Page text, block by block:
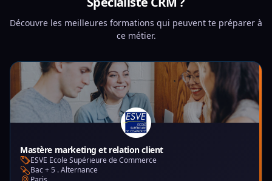
Découvre les meilleures formations qui peuvent te préparer à
ce métier.
Mastère marketing et relation client
ESVE Ecole Supérieure de Commerce
Bac + 5 . Alternance